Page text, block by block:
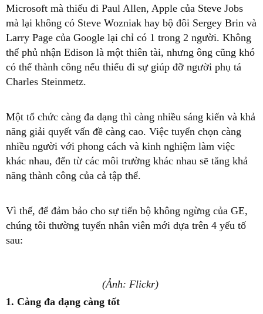
Microsoft mà thiếu đi Paul Allen, Apple của Steve Jobs
mà lại không có Steve Wozniak hay bộ đôi Sergey Brin và
Larry Page của Google lại chỉ có 1 trong 2 người. Không
thể phủ nhận Edison là một thiên tài, nhưng ông cũng khó
có thể thành công nếu thiếu đi sự giúp đỡ người phụ tá
Charles Steinmetz.
Một tổ chức càng đa dạng thì càng nhiều sáng kiến và khả
năng giải quyết vấn đề càng cao. Việc tuyển chọn càng
nhiều người với phong cách và kinh nghiệm làm việc
khác nhau, đến từ các môi trường khác nhau sẽ tăng khả
năng thành công của cả tập thể.
Vì thế, để đảm bảo cho sự tiến bộ không ngừng của GE,
chúng tôi thường tuyển nhân viên mới dựa trên 4 yếu tố
sau:
(Ảnh: Flickr)
1. Càng đa dạng càng tốt